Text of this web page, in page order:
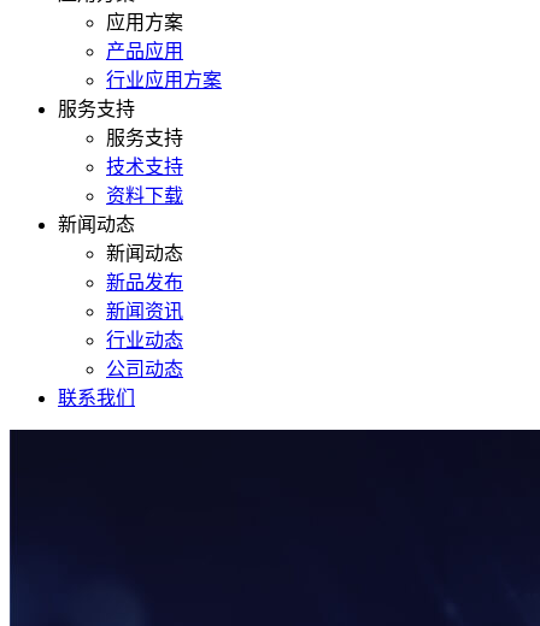
应用方案
产品应用
行业应用方案
服务支持
服务支持
技术支持
资料下载
新闻动态
新闻动态
新品发布
新闻资讯
行业动态
公司动态
联系我们